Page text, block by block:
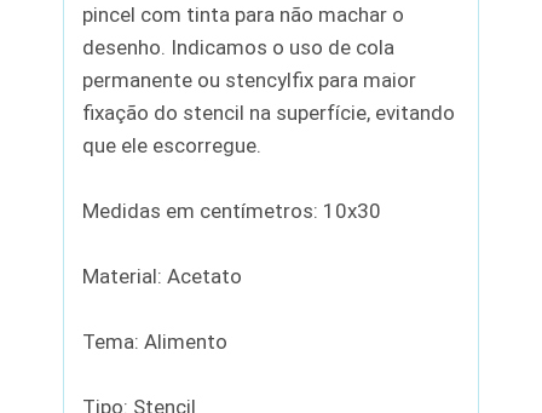
pincel com tinta para não machar o
desenho. Indicamos o uso de cola
permanente ou stencylfix para maior
fixação do stencil na superfície, evitando
que ele escorregue.
Medidas em centímetros: 10x30
Material: Acetato
Tema: Alimento
Tipo: Stencil